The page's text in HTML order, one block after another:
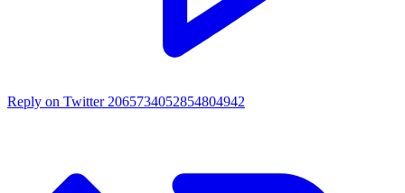
Reply on Twitter 2065734052854804942